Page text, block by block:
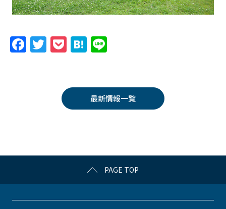
F
k
T
er
P
k
et
H
n
a
最新情報一覧
PAGE TOP